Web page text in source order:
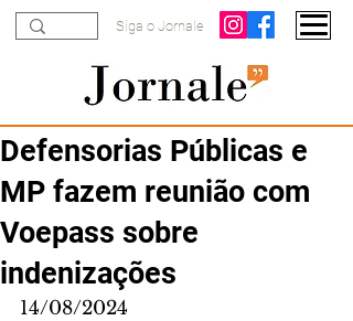
Siga o Jornale
Defensorias Públicas e
MP fazem reunião com
Voepass sobre
indenizações
14/08/2024